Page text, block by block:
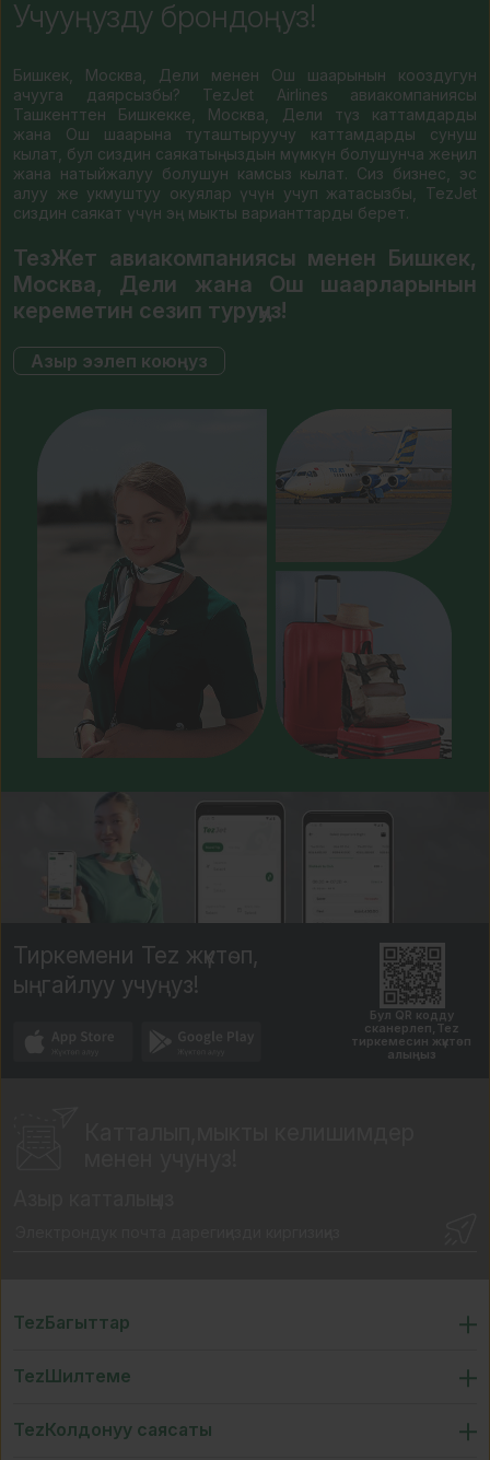
Учууңузду брондоңуз!
Бишкек, Москва, Дели менен Ош шаарынын кооздугун
ачууга даярсызбы? TezJet Airlines авиакомпаниясы
Ташкенттен Бишкекке, Москва, Дели түз каттамдарды
жана Ош шаарына туташтыруучу каттамдарды сунуш
кылат, бул сиздин саякатыңыздын мүмкүн болушунча жеңил
жана натыйжалуу болушун камсыз кылат. Сиз бизнес, эс
алуу же укмуштуу окуялар үчүн учуп жатасызбы, TezJet
сиздин саякат үчүн эң мыкты варианттарды берет.
ТезЖет авиакомпаниясы менен Бишкек,
Москва, Дели жана Ош шаарларынын
кереметин сезип туруңуз!
Азыр ээлеп коюңуз
Тиркемени Tez жүктөп,
ыңгайлуу учуңуз!
Бул QR кодду
сканерлеп,Tez
тиркемесин жүктөп
алыңыз
TezБагыттар
TezШилтеме
TezКолдонуу саясаты